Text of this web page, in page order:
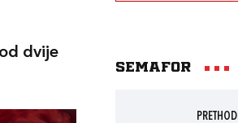
dvije
Semafor